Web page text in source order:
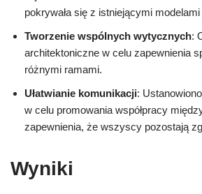
pokrywała się z istniejącymi
Tworzenie wspólnych wytycznych:
architektoniczne w celu zapewnienia
różnymi ramami.
Ułatwianie komunikacji:
w celu promowania współpracy
zapewnienia, że wszyscy pozostają
Wyniki